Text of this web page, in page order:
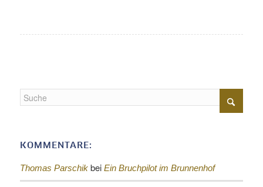
KOMMENTARE:
Thomas Parschikbei Ein Bruchpilot im Brunnenhof